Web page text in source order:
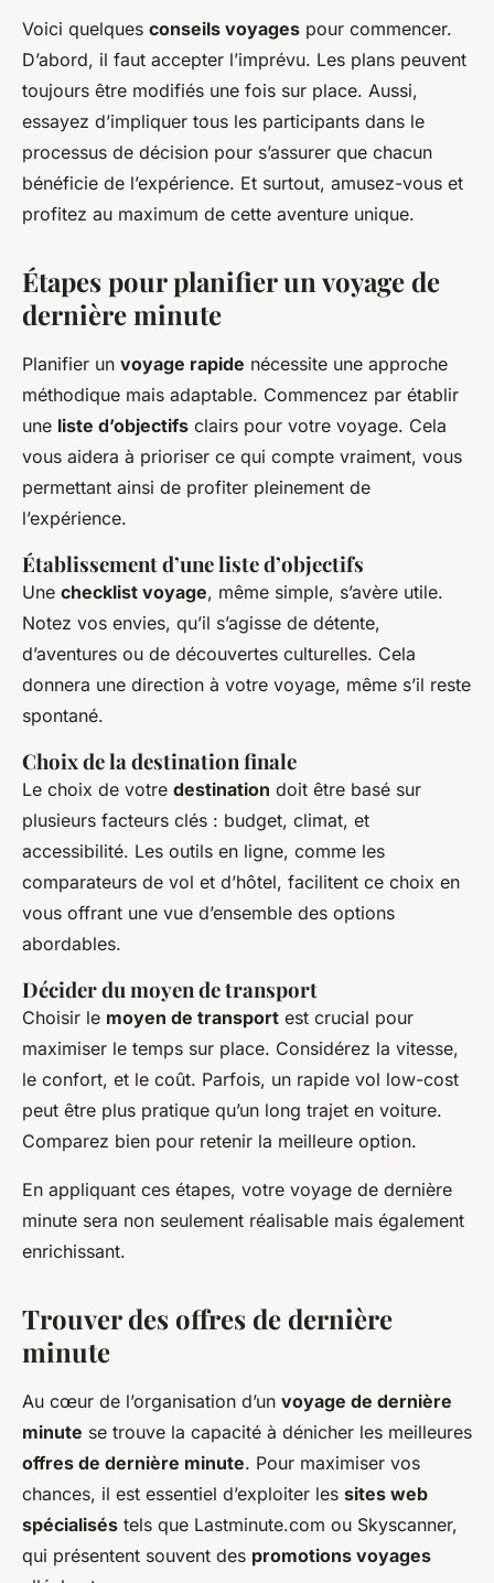
Voici quelques conseils voyages pour commencer.
D’abord, il faut accepter l’imprévu. Les plans peuvent
toujours être modifiés une fois sur place. Aussi,
essayez d’impliquer tous les participants dans le
processus de décision pour s’assurer que chacun
bénéficie de l’expérience. Et surtout, amusez-vous et
profitez au maximum de cette aventure unique.
Étapes pour planifier un voyage de
dernière minute
Planifier un voyage rapide nécessite une approche
méthodique mais adaptable. Commencez par établir
une liste d’objectifs clairs pour votre voyage. Cela
vous aidera à prioriser ce qui compte vraiment, vous
permettant ainsi de profiter pleinement de
l’expérience.
Établissement d’une liste d’objectifs
Une checklist voyage, même simple, s’avère utile.
Notez vos envies, qu’il s’agisse de détente,
d’aventures ou de découvertes culturelles. Cela
donnera une direction à votre voyage, même s’il reste
spontané.
Choix de la destination finale
Le choix de votre destination doit être basé sur
plusieurs facteurs clés : budget, climat, et
accessibilité. Les outils en ligne, comme les
comparateurs de vol et d’hôtel, facilitent ce choix en
vous offrant une vue d’ensemble des options
abordables.
Décider du moyen de transport
Choisir le moyen de transport est crucial pour
maximiser le temps sur place. Considérez la vitesse,
le confort, et le coût. Parfois, un rapide vol low-cost
peut être plus pratique qu’un long trajet en voiture.
Comparez bien pour retenir la meilleure option.
En appliquant ces étapes, votre voyage de dernière
minute sera non seulement réalisable mais également
enrichissant.
Trouver des offres de dernière
minute
Au cœur de l’organisation d’un voyage de dernière
minute se trouve la capacité à dénicher les meilleures
offres de dernière minute. Pour maximiser vos
chances, il est essentiel d’exploiter les sites web
spécialisés tels que Lastminute.com ou Skyscanner,
qui présentent souvent des promotions voyages